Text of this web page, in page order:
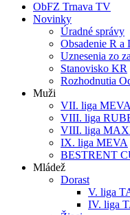
ObFZ Trnava TV
Novinky
Úradné správy
Obsadenie R a
Uznesenia zo
Stanovisko KR
Rozhodnutia
Muži
VII. liga MEVA
VIII. liga
VIII. liga
IX. liga MEVA
BESTRENT
Mládež
Dorast
V. liga
IV. liga